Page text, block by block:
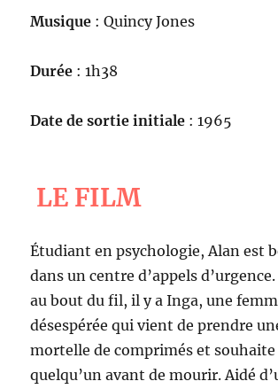
Musique : Quincy Jones
Durée : 1h38
Date de sortie initiale : 1965
LE FILM
Étudiant en psychologie, Alan est
dans un centre d’appels
au bout du fil, il y a Inga, une
désespérée qui vient de prendre
mortelle de comprimés et souhaite
quelqu’un avant de mourir. Aidé